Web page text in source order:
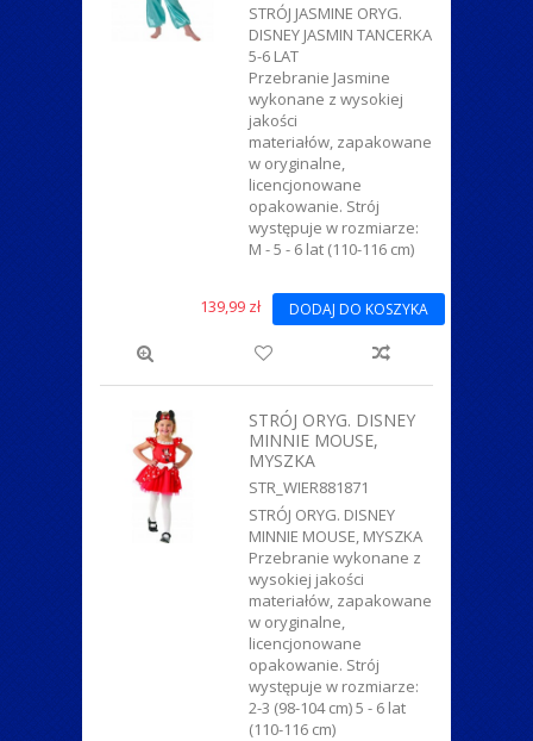
STRÓJ JASMINE ORYG.
DISNEY JASMIN TANCERKA
5-6 LAT
Przebranie Jasmine
wykonane z wysokiej
jakości
materiałów, zapakowane
w oryginalne,
licencjonowane
opakowanie. Strój
występuje w rozmiarze:
M - 5 - 6 lat (110-116 cm)
139,99 zł DODAJ DO KOSZYKA
STRÓJ ORYG. DISNEY
MINNIE MOUSE,
MYSZKA
STR_WIER881871
STRÓJ ORYG. DISNEY
MINNIE MOUSE, MYSZKA
Przebranie wykonane z
wysokiej jakości
materiałów, zapakowane
w oryginalne,
licencjonowane
opakowanie. Strój
występuje w rozmiarze:
2-3 (98-104 cm) 5 - 6 lat
(110-116 cm)